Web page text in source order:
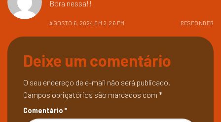
Bora nessa!!
AGOSTO 6, 2024 EM 2:26 PM RESPONDER
Deixe um comentário
O seu endereço de e-mail não será publicado.
Campos obrigatórios são marcados com *
Comentário *